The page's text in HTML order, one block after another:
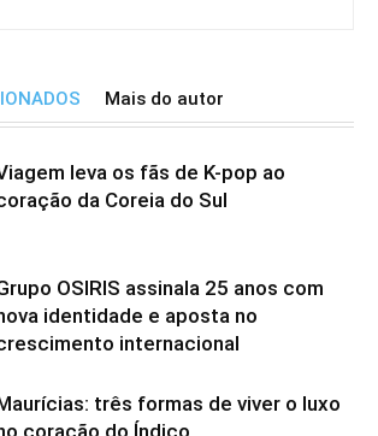
Mais do autor
leva os fãs de K-pop ao
da Coreia do Sul
OSIRIS assinala 25 anos com
identidade e aposta no
internacional
três formas de viver o luxo
coração do Índico